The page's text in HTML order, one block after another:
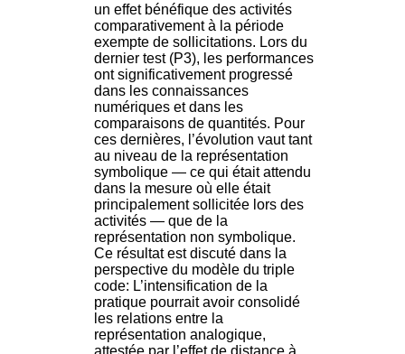
un effet bénéfique des activités
comparativement à la période
exempte de sollicitations. Lors du
dernier test (P3), les performances
ont significativement progressé
dans les connaissances
numériques et dans les
comparaisons de quantités. Pour
ces dernières, l’évolution vaut tant
au niveau de la représentation
symbolique — ce qui était attendu
dans la mesure où elle était
principalement sollicitée lors des
activités — que de la
représentation non symbolique.
Ce résultat est discuté dans la
perspective du modèle du triple
code: L’intensification de la
pratique pourrait avoir consolidé
les relations entre la
représentation analogique,
attestée par l’effet de distance à
p
i
t
a
l
i
e
r
l
e
V
i
n
a
t
i
e
r
,
b
â
t